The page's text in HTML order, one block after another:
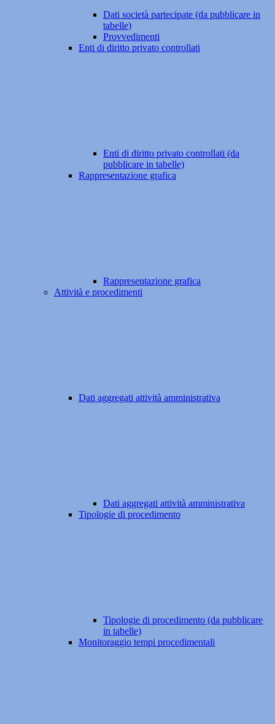
Dati società partecipate (da pubblicare in
tabelle)
Provvedimenti
Enti di diritto privato controllati
Enti di diritto privato controllati (da
pubblicare in tabelle)
Rappresentazione grafica
Rappresentazione grafica
Attività e procedimenti
Dati aggregati attività amministrativa
Dati aggregati attività amministrativa
Tipologie di procedimento
Tipologie di procedimento (da pubblicare
in tabelle)
Monitoraggio tempi procedimentali